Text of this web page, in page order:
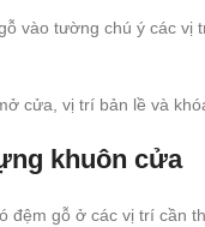
vào tường chú ý các vị
cửa, vị trí bản lề và
khuôn cửa
đệm gỗ ở các vị trí cần